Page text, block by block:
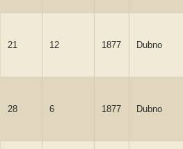
21 12 1877 Dubno
28 6 1877 Dubno